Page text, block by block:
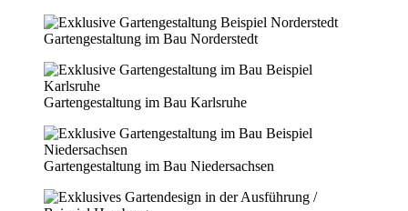
Gartengestaltung im Bau Norderstedt
Gartengestaltung im Bau Karlsruhe
Gartengestaltung im Bau Niedersachsen